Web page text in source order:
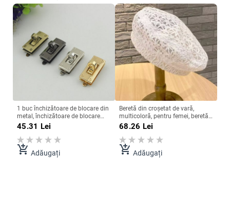
1 buc închizătoare de blocare din
metal, închizătoare de blocare
rotativă pentru artizanat din piele,
geantă de femei, geantă de mână,
geantă de umăr, posetă,
accesoriu hardware DIY
45.31 Lei
add_shopping_cart Adăugați
Beretă din croșetat de vară,
multicoloră, pentru femei, beretă
din dantelă, respirabilă, cu
decupaj, pălărie din bumbac,
pălărie din bumbac.
68.26 Lei
add_shopping_cart Adăugați